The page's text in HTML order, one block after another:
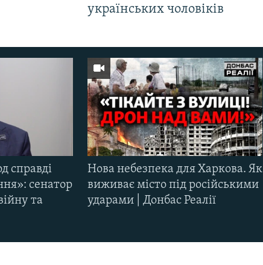
українських чоловіків
справді
сенатор
та
Нова небезпека для Харкова. Як
виживає місто під російськими
ударами | Донбас Реалії